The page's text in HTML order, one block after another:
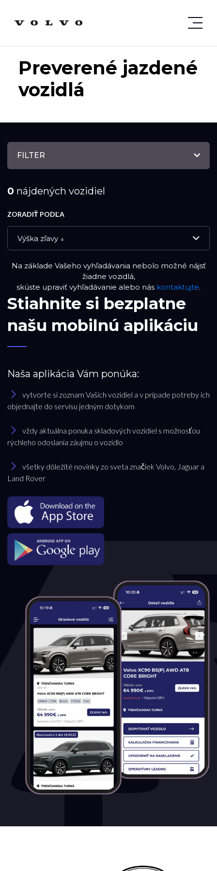
Preverené jazdené
vozidlá
FILTER
0 nájdených vozidiel
ZORADIŤ PODĽA
Výška zľavy ↓
VOLVO SELEKT
JAZDENÉ VOZIDLÁ
Značka
Volvo
Model
Pobočka
Bratislava
Trenčianska Turná
Trnava
Akciová ponuka
všetky
Benzín
Benzín+LPG
Diesel
Elektromobil
Hybrid
Mild hybrid benzín
Mild hybrid diesel
Plugin hybrid
Na základe Vašeho vyhľadávania nebolo možné nájsť
žiadne vozidlá,
skúste upraviť vyhľadávanie alebo nás kontaktujte.
Stiahnite si bezplatne
našu mobilnú aplikáciu
Naša aplikácia Vám ponúka:
vytvorte si zoznam Vašich vozidiel a v prípade potreby ich
objednajte do servisu jedným dotykom
vždy aktuálna ponuka skladových vozidiel s možnosťou
rýchleho odoslania záujmu o vozidlo
všetky dôležité novinky zo sveta značiek Volvo, Jaguar a
Land Rover